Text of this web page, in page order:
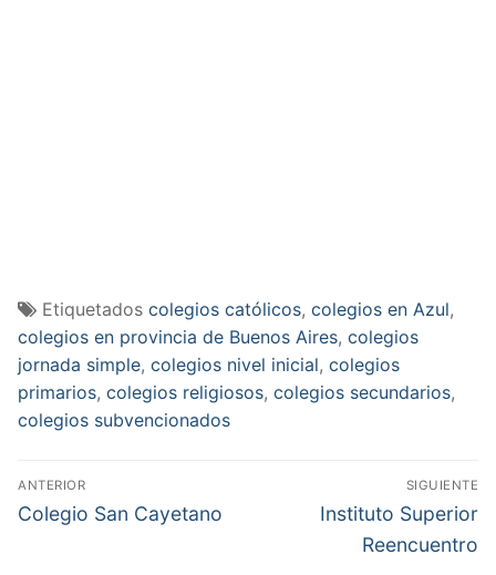
Etiquetados colegios católicos, colegios en Azul,
colegios en provincia de Buenos Aires, colegios
jornada simple, colegios nivel inicial, colegios
primarios, colegios religiosos, colegios secundarios,
colegios subvencionados
Navegación
de
ANTERIOR
Entrada
Colegio San Cayetano
SIGUIENTE
Entrada
siguiente:
Instituto Superior
Reencuentro